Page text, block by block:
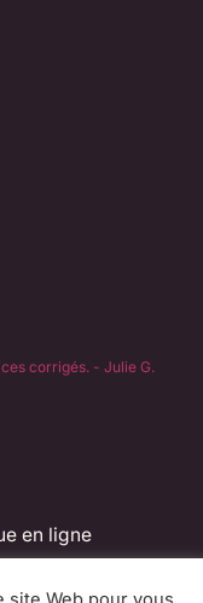
corrigés. - Julie G.
en ligne